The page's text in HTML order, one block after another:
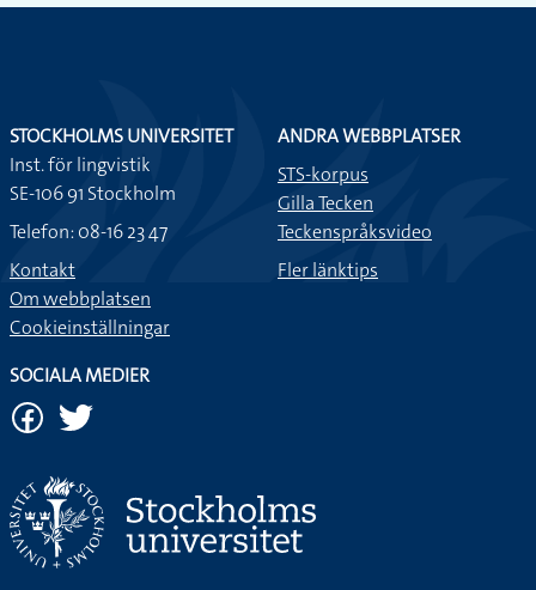
STOCKHOLMS UNIVERSITET
Inst. för lingvistik
SE-106 91 Stockholm
Telefon: 08-16 23 47
Kontakt
Om webbplatsen
Cookieinställningar
ANDRA WEBBPLATSER
STS-korpus
Gilla Tecken
Teckenspråksvideo
Fler länktips
SOCIALA MEDIER